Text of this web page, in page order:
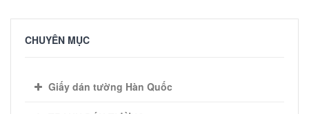
CHUYÊN MỤC
Giấy dán tường Hàn Quốc